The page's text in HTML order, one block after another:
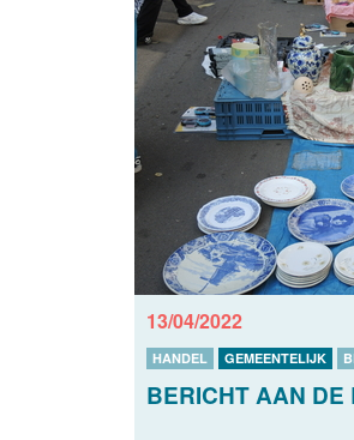
13/04/2022
HANDEL GEMEENTELIJK
BERICHT AAN DE